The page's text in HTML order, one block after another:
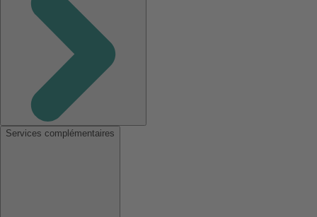
Services complémentaires